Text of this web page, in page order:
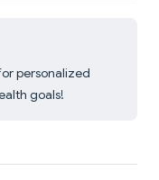
personalized
goals!